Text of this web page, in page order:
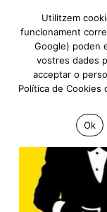
Utilitzem
funcionament
Google) poden
vostres dades
acceptar o
Política de Cookies
Ok